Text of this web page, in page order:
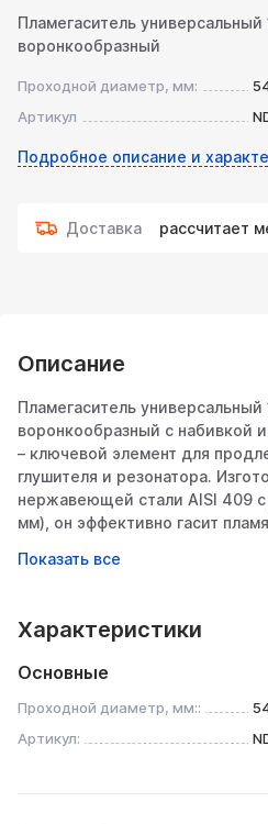
Пламегаситель
воронкообразный
Проходной диаметр, мм:
Артикул
Подробное описание и
Доставка рассчитает
Описание
Пламегаситель
воронкообразный с набивкой
– ключевой элемент для
глушителя и резонатора.
нержавеющей стали AISI 409
мм), он эффективно гасит
прогорания. Идеален для
Конструктивные особенности
• Толщина стенки 2 мм –
при агрессивной эксплуатации.
• Сталь AISI 409:
o Устойчивость к коррозии
Характеристики
Основные
Проходной диаметр, мм::
Артикул: